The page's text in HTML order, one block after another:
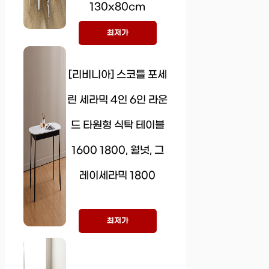
130x80cm
최저가
[리비니아] 스코틀 포세
린 세라믹 4인 6인 라운
드 타원형 식탁 테이블
1600 1800, 월넛, 그
레이세라믹 1800
최저가